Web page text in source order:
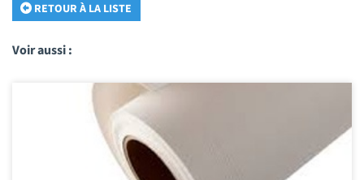
RETOUR À LA LISTE
Voir aussi :